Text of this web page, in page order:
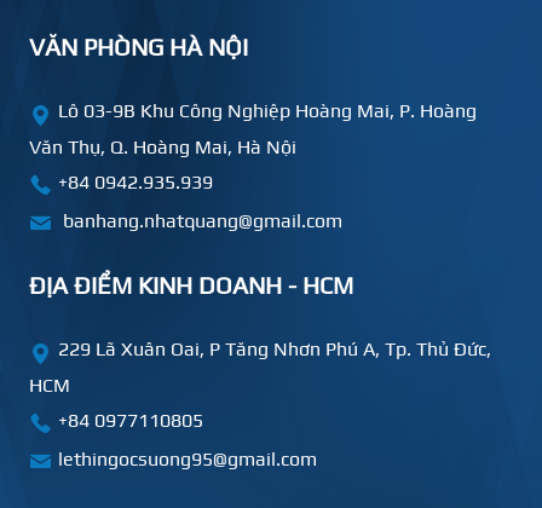
VĂN PHÒNG HÀ NỘI
Lô 03-9B Khu Công Nghiệp Hoàng Mai, P. Hoàng
Văn Thụ, Q. Hoàng Mai, Hà Nội
+84 0942.935.939
banhang.nhatquang@gmail.com
ĐỊA ĐIỂM KINH DOANH - HCM
229 Lã Xuân Oai, P Tăng Nhơn Phú A, Tp. Thủ Đức,
HCM
+84 0977110805
lethingocsuong95@gmail.com